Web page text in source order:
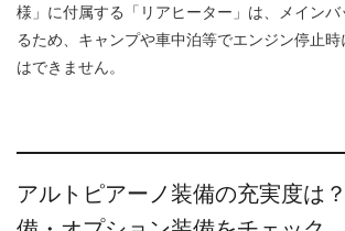
様」に付属する「リアヒーター」は、メイン
るため、キャンプや車中泊等でエンジン停止時
はできません。
アルトピアーノ装備の充実度は